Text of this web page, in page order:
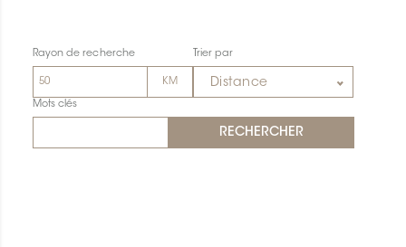
Rayon de recherche Trier par
Distance
Mots clés